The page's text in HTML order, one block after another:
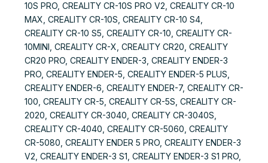
10S PRO, CREALITY CR-10S PRO V2, CREALITY CR-10
MAX, CREALITY CR-10S, CREALITY CR-10 S4,
CREALITY CR-10 S5, CREALITY CR-10, CREALITY CR-
10MINI, CREALITY CR-X, CREALITY CR20, CREALITY
CR20 PRO, CREALITY ENDER-3, CREALITY ENDER-3
PRO, CREALITY ENDER-5, CREALITY ENDER-5 PLUS,
CREALITY ENDER-6, CREALITY ENDER-7, CREALITY CR-
100, CREALITY CR-5, CREALITY CR-5S, CREALITY CR-
2020, CREALITY CR-3040, CREALITY CR-3040S,
CREALITY CR-4040, CREALITY CR-5060, CREALITY
CR-5080, CREALITY ENDER 5 PRO, CREALITY ENDER-3
V2, CREALITY ENDER-3 S1, CREALITY ENDER-3 S1 PRO,